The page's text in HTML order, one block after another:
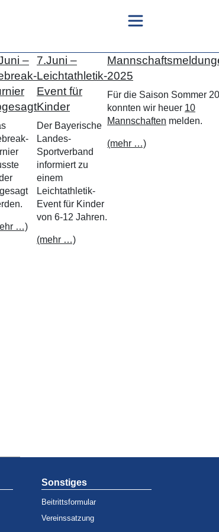
–
…)
7.Juni –
Leichtathletik-
Event für
Kinder
Der Bayerische
Landes-
Sportverband
informiert zu
einem
Leichtathletik-
Event für Kinder
von 6-12 Jahren.
(mehr …)
2025
Für die Saison Sommer
konnten wir heuer 10
Mannschaften melden.
(mehr …)
Sonstiges
Beitrittsformular
Vereinssatzung